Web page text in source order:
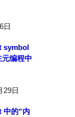
日
symbol
编程中
29日
中的“内